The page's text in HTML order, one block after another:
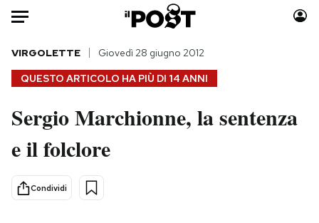
Auto
HOME
Italia
Politica
Tecnologia
Internet
Moda
QUESTO ARTICOLO HA PIÙ DI 14 ANNI
VIRGOLETTE Giovedì 28 giugno 2012
Sergio Marchionne, la sentenza
e il folclore
Condividi